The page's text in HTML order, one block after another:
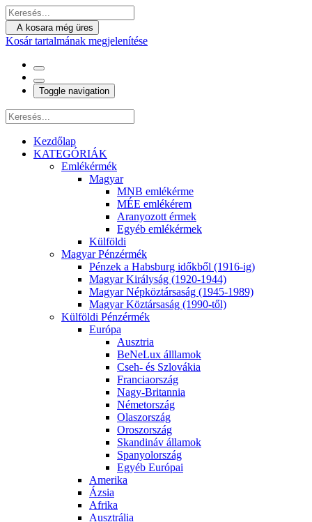
A kosara még üres
Kosár tartalmának megjelenítése
Toggle navigation
Kezdőlap
KATEGÓRIÁK
Emlékérmék
Magyar
MNB emlékérme
MÉE emlékérem
Aranyozott érmek
Egyéb emlékérmek
Külföldi
Magyar Pénzérmék
Pénzek a Habsburg időkből (1916-ig)
Magyar Királyság (1920-1944)
Magyar Népköztársaság (1945-1989)
Magyar Köztársaság (1990-től)
Külföldi Pénzérmék
Európa
Ausztria
BeNeLux álllamok
Cseh- és Szlovákia
Franciaország
Nagy-Britannia
Németország
Olaszország
Oroszország
Skandináv államok
Spanyolország
Egyéb Európai
Amerika
Ázsia
Afrika
Ausztrália